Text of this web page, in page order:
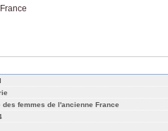
des femmes de l'ancienne France